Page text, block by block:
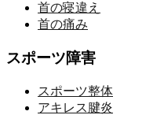
首の寝違え
首の痛み
スポーツ障害
スポーツ整体
アキレス腱炎